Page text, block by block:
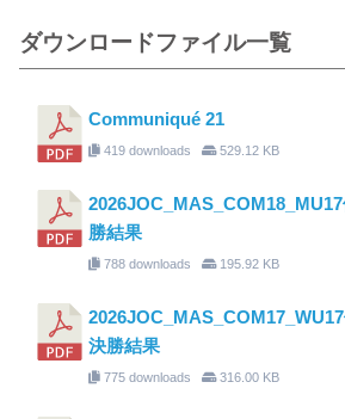
ダウンロードファイル一覧
Communiqué 21
419 downloads 529.12 KB
勝結果
788 downloads 195.92 KB
決勝結果
775 downloads 316.00 KB